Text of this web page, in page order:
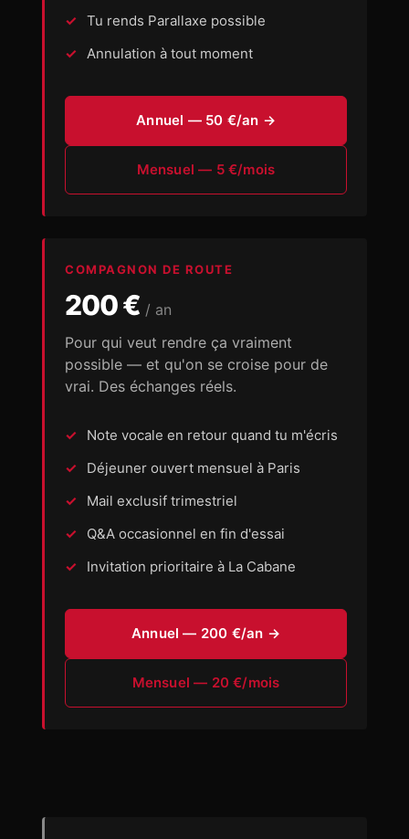
Tu rends Parallaxe possible
Annulation à tout moment
Annuel — 50 €/an →
Mensuel — 5 €/mois
COMPAGNON DE ROUTE
200 € / an
Pour qui veut rendre ça vraiment
possible — et qu'on se croise pour de
vrai. Des échanges réels.
Note vocale en retour quand tu m'écris
Déjeuner ouvert mensuel à Paris
Mail exclusif trimestriel
Q&A occasionnel en fin d'essai
Invitation prioritaire à La Cabane
Annuel — 200 €/an →
Mensuel — 20 €/mois